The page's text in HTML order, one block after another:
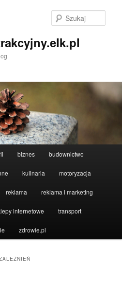
biznes budownictwo
kulinaria motoryzacja
reklama reklama i marketing
internetowe transport
zdrowie.pl